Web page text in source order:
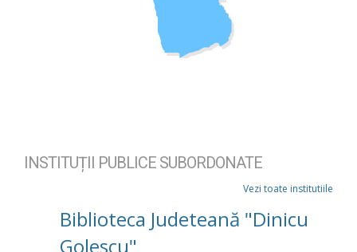
INSTITUȚII PUBLICE SUBORDONATE
Vezi toate institutiile
Biblioteca Judeteană "Dinicu
Golescu"